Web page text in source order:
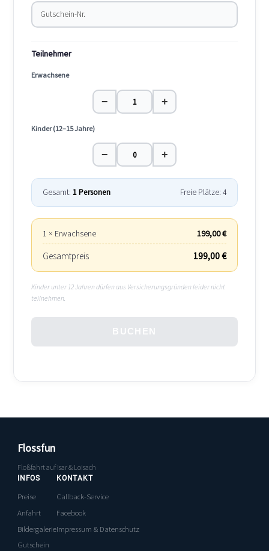
Teilnehmer
Erwachsene
− +
Kinder (12–15 Jahre)
− +
Gesamt: 1 Personen Freie Plätze: 4
1 × Erwachsene 199,00 €
Gesamtpreis 199,00 €
Kinder unter 12 Jahren dürfen aus Versicherungsgründen leider nicht
teilnehmen.
BUCHEN
Flossfun
Floßfahrt auf Isar & Loisach
INFOS
Preise
Anfahrt
Bildergalerie
Gutschein
KONTAKT
Callback-Service
Facebook
Impressum & Datenschutz